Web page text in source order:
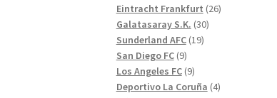
produkter
Eintracht Frankfurt 2626
Galatasaray S.K. 3030
Sunderland AFC 1919
San Diego FC 99
produkter
Los Angeles FC 99
produkter
Deportivo La Coruña 44